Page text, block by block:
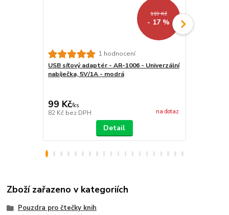
119 Kč
- 17 %
1 hodnocení
USB síťový adaptér - AR-1006 - Univerzální
nabíječka, 5V/1A - modrá
99 Kč/ks
82 Kč bez DPH na dotaz
Detail
Zboží zařazeno v kategoriích
Pouzdra pro čtečky knih